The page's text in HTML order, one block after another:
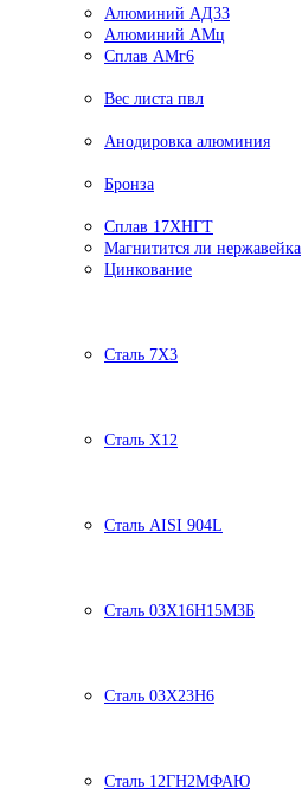
Алюминий АД33
Алюминий АМц
Сплав АМг6
Вес листа пвл
Анодировка алюминия
Бронза
Сплав 17ХНГТ
Магнитится ли нержавейка
Цинкование
Сталь 7Х3
Сталь Х12
Сталь AISI 904L
Сталь 03Х16Н15М3Б
Сталь 03Х23Н6
Сталь 12ГН2МФАЮ